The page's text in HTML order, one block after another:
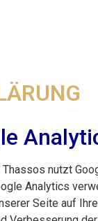
Thassos nutzt
Analytics
Seite auf